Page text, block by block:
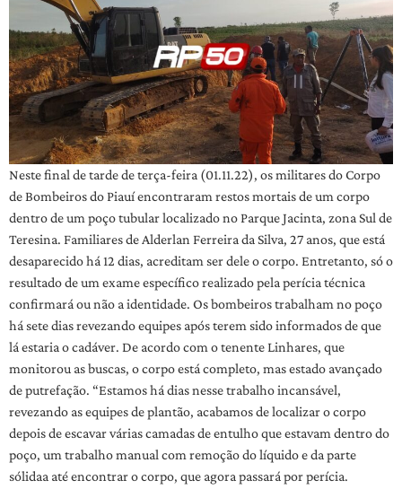
Neste final de tarde de terça-feira (01.11.22), os militares do Corpo
de Bombeiros do Piauí encontraram restos mortais de um corpo
dentro de um poço tubular localizado no Parque Jacinta, zona Sul de
Teresina. Familiares de Alderlan Ferreira da Silva, 27 anos, que está
desaparecido há 12 dias, acreditam ser dele o corpo. Entretanto, só o
resultado de um exame específico realizado pela perícia técnica
confirmará ou não a identidade. Os bombeiros trabalham no poço
há sete dias revezando equipes após terem sido informados de que
lá estaria o cadáver. De acordo com o tenente Linhares, que
monitorou as buscas, o corpo está completo, mas estado avançado
de putrefação. “Estamos há dias nesse trabalho incansável,
revezando as equipes de plantão, acabamos de localizar o corpo
depois de escavar várias camadas de entulho que estavam dentro do
poço, um trabalho manual com remoção do líquido e da parte
sólidaa até encontrar o corpo, que agora passará por perícia.